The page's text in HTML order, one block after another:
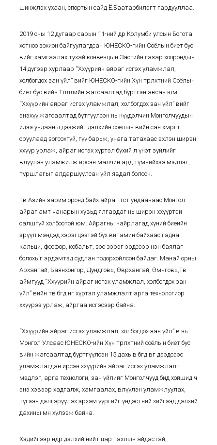
шинжлэх ухаан, спортын сайд Ё.Баатарбилэгт гардууллаа.
2019 оны 12 дугаар сарын 11-ний өдөр Колумби улсын Богота
хотноо зохион байгуулагдсан ЮНЕСКО-гийн Соёлын биет бус
өвийг хамгаалах тухай конвенцын Засгийн газар хоорондын
14 дүгээр хурлаар “Хөхүүрийн айраг исгэх уламжлал,
холбогдох зан үйл” өвийг ЮНЕСКО-гийн Хүн төрөлхтний Соёлын
биет бус өвийн Төлөөллийн жагсаалтад бүртгэн авсан юм.
“Хөхүүрийн айраг исгэх уламжлал, холбогдох зан үйл” өвийг
энэхүү жагсаалтад бүтгүүлсэн нь нүүдэлчин Монголчуудын
идээ ундааны дээжийг дэлхийн соёлын өвийн сан хөмрөгт
оруулаад зогсохгүй, гүү барьж, унага татахаас эхлэн ширэн
хөхүүр урлаж, айраг исгэх хүртэл бүхий л үнэт зүйлийг
өвлүүлэн уламжилж ирсэн малчин ард түмнийхээ мэдлэг,
туршлагыг алдаршуулсан үйл явдал болсон.
Төв Азийн зарим оронд байх айраг төст ундаанаас Монгол
айраг амт чанарын хувьд ялгардаг нь ширэн хөхүүртэй
салшгүй холбоотой юм. Айрагны найрлагад хүний биеийн
эрүүл мэндэд хэрэгцээтэй бүх витамин байхаас гадна
кальци, фосфор, кобальт, зэс зэрэг эрдсээр нэн баялаг
болохыг эрдэмтэд судлан тодорхойлсон байдаг. Манай орны
Архангай, Баянхонгор, Дундговь, Өвөрхангай, Өмнөговь,Төв
аймгууд “Хөхүүрийн айраг исгэх уламжлал, холбогдох зан
үйл” өвийн төв бөгөөд өнөөг хүртэл уламжлалт арга технологиор
хөхүүрээ урлаж, айргаа исгэсээр байна.
“Хөхүүрийн айраг исгэх уламжлал, холбогдох зан үйл” өв нь
Монгол Улсаас ЮНЕСКО-ийн Хүн төрөлхтний соёлын биет бус
өвийн жагсаалтад бүртгүүлсэн 15 дахь өв бөгөөд өвөг дээдсээс
уламжлагдан ирсэн хөхүүрийн айраг исгэх уламжлалт
мэдлэг, арга технологи, зан үйлийг Монголчууд бид хойшид ч
энэ хэвээр хадгалж, хамгаалах, өвлүүлэн уламжлуулах,
түгээн дэлгэрүүлэх эрхэм үүргийг үндэстний хийгээд дэлхий
дахины өмнө хүлээж байна.
Хэдийгээр өнөөдөр дэлхий нийт цар тахлын айдастай,